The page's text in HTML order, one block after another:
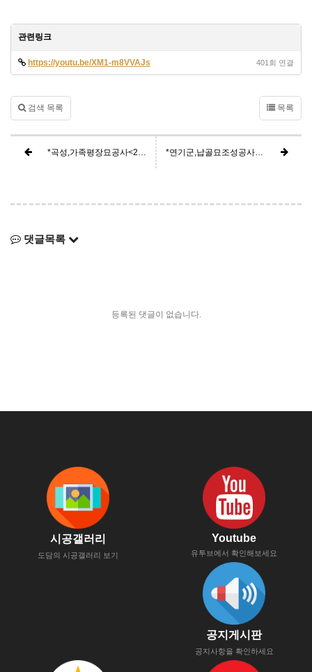
관련링크
https://youtu.be/XM1-m8VVAJs 401회 연결
검색 목록 목록
댓글목록
등록된 댓글이 없습니다.
시공갤러리
도담의 시공갤러리 보기
Youtube
유투브에서 확인해보세요
공지게시판
공지사항을 확인하세요